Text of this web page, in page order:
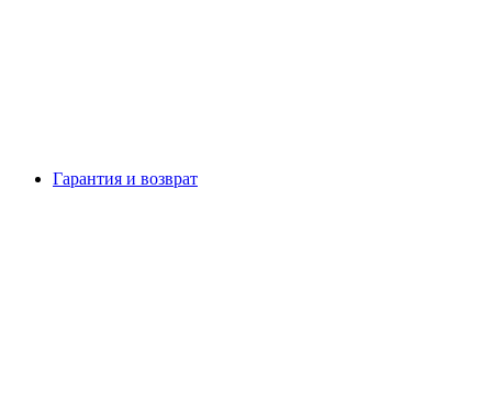
Гарантия и возврат